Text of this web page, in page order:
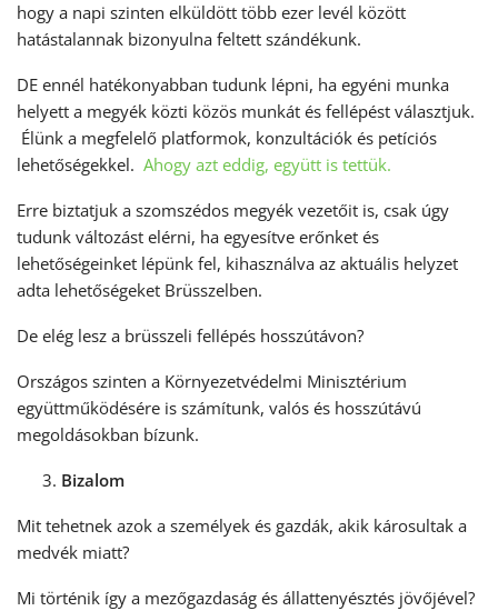
hogy a napi szinten elküldött több ezer levél között
hatástalannak bizonyulna feltett szándékunk.
DE ennél hatékonyabban tudunk lépni, ha egyéni munka
helyett a megyék közti közös munkát és fellépést választjuk.
Élünk a megfelelő platformok, konzultációk és petíciós
lehetőségekkel. Ahogy azt eddig, együtt is tettük.
Erre biztatjuk a szomszédos megyék vezetőit is, csak úgy
tudunk változást elérni, ha egyesítve erőnket és
lehetőségeinket lépünk fel, kihasználva az aktuális helyzet
adta lehetőségeket Brüsszelben.
De elég lesz a brüsszeli fellépés hosszútávon?
Országos szinten a Környezetvédelmi Minisztérium
együttműködésére is számítunk, valós és hosszútávú
megoldásokban bízunk.
Bizalom
Mit tehetnek azok a személyek és gazdák, akik károsultak a
medvék miatt?
Mi történik így a mezőgazdaság és állattenyésztés jövőjével?